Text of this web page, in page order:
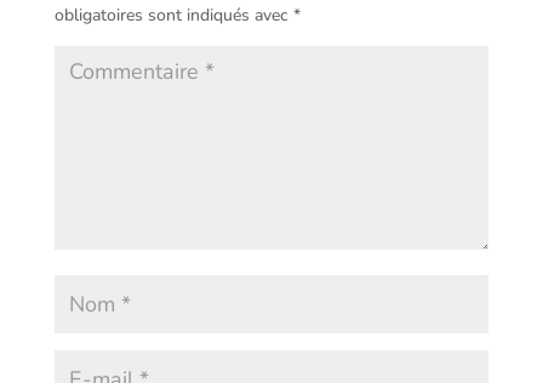
obligatoires sont indiqués avec *